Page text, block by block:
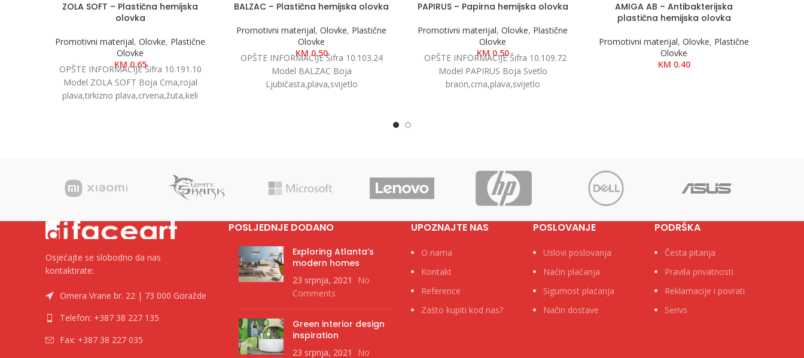
ZOLA SOFT – Plastična hemijska
olovka
Promotivni materijal, Olovke, Plastične
Olovke
KM0.65
OPŠTE INFORMACIJE Šifra 10.191.10
Model ZOLA SOFT Boja Crna,rojal
plava,tirkizno plava,crvena,žuta,keli
BALZAC – Plastična hemijska olovka
Promotivni materijal, Olovke, Plastične
Olovke
KM0.50
OPŠTE INFORMACIJE Šifra 10.103.24
Model BALZAC Boja
Ljubičasta,plava,svijetlo
PAPIRUS – Papirna hemijska olovka
Promotivni materijal, Olovke, Plastične
Olovke
KM0.50
OPŠTE INFORMACIJE Šifra 10.109.72
Model PAPIRUS Boja Svetlo
braon,crna,plava,svijetlo
AMIGA AB – Antibakterijska
plastična hemijska olovka
Promotivni materijal, Olovke, Plastične
Olovke
KM 0.40
Osjećajte se slobodno da nas
kontaktirate:
Omera Vrane br. 22 | 73 000 Goražde
Telefon: +387 38 227 135
Fax: +387 38 227 035
POSLJEDNJE DODANO
Exploring Atlanta’s
modern homes
23 srpnja, 2021
No
Comments
Green interior design
inspiration
23 srpnja, 2021 No
UPOZNAJTE NAS
O nama
Kontakt
Reference
Zašto kupiti kod nas?
POSLOVANJE
Uslovi poslovanja
Naćin plaćanja
Sigurnost plaćanja
Način dostave
PODRŠKA
Česta pitanja
Pravila privatnosti
Reklamacije i povrati
Serivs